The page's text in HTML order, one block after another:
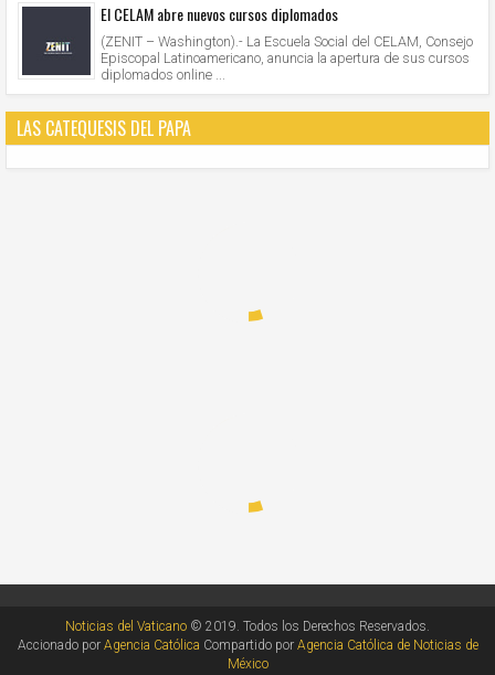
El CELAM abre nuevos cursos diplomados
(ZENIT – Washington).- La Escuela Social del CELAM, Consejo
Episcopal Latinoamericano, anuncia la apertura de sus cursos
diplomados online ...
LAS CATEQUESIS DEL PAPA
Noticias del Vaticano © 2019. Todos los Derechos Reservados.
Accionado por Agencia Católica Compartido por Agencia Católica de Noticias de
México